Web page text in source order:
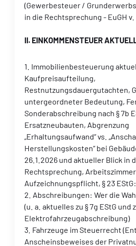
(Gewerbesteuer /
in die Rechtsprechung - EuGH
II. EINKOMMENSTEUER
1. Immobilienbesteuerung
Kaufpreisaufteilung,
Restnutzungsdauergutachten,
untergeordneter Bedeutung,
Sonderabschreibung nach § 7b
Ersatzneubauten, Abgrenzung
„Erhaltungsaufwand“ vs.
Herstellungskosten“ bei
26.1.2026 und aktueller Blick in
Rechtsprechung,
Aufzeichnungspflicht, § 23
2. Abschreibungen: Wer die
(u. a. aktuelles zu § 7g EStG und
Elektrofahrzeugabschreibung)
3. Fahrzeuge im Steuerrecht
Anscheinsbeweises der